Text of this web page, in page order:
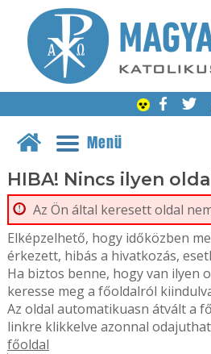
Menü
HIBA! Nincs ilyen
Az Ön által keresett oldal
Elképzelhető, hogy időközben
érkezett, hibás a hivatkozás,
Ha biztos benne, hogy van ilyen
keresse meg a főoldalról
Az oldal automatikuasn átvált a
linkre klikkelve azonnal
főoldal